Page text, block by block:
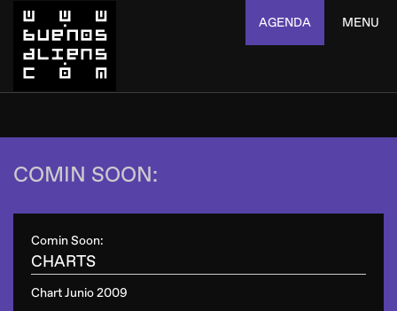
AGENDA MENU
COMIN SOON:
Comin Soon:
CHARTS
Chart Junio 2009